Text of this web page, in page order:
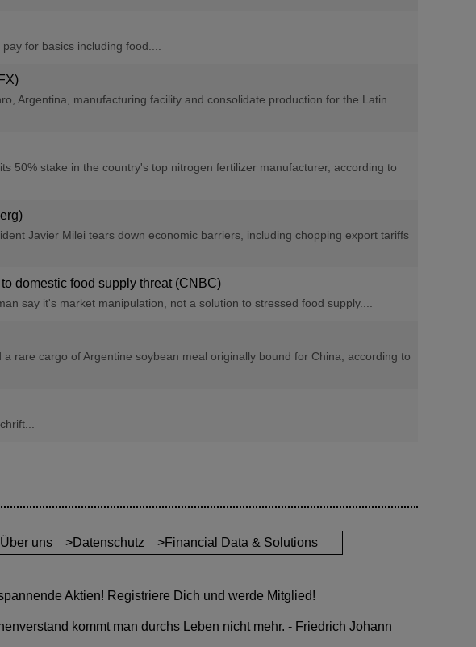
for basics including food....
Argentina, manufacturing facility and consolidate production for the Latin
50% stake in the country's top nitrogen fertilizer manufacturer, according to
Javier Milei tears down economic barriers, including chopping export tariffs
domestic food supply threat (CNBC)
say it's market manipulation, not a solution to stressed food supply....
rare cargo of Argentine soybean meal originally bound for China, according to
uns >Datenschutz >Financial Data & Solutions
Aktien! Registriere Dich und werde Mitglied!
kommt man durchs Leben nicht mehr. - Friedrich Johann